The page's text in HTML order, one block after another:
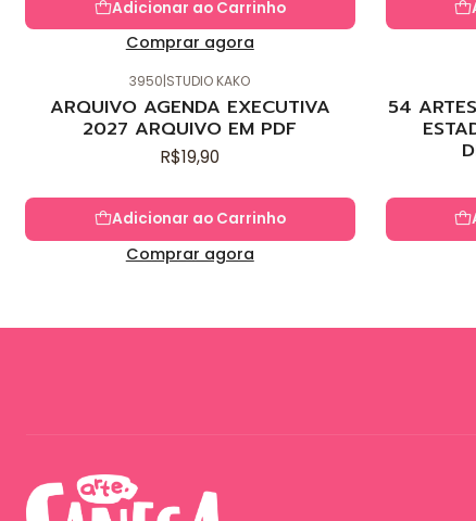
Adicionar ao Carrinho
Comprar agora
3950|STUDIO KAKO
ARQUIVO AGENDA EXECUTIVA
2027 ARQUIVO EM PDF
R$19,90
Adicionar ao Carrinho
Comprar agora
54